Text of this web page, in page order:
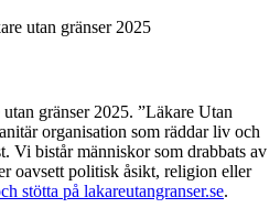
gränser 2025. ”Läkare Utan
organisation som räddar liv och
Vi bistår människor som drabbats av
oavsett politisk åsikt, religion eller
stötta på lakareutangranser.se.